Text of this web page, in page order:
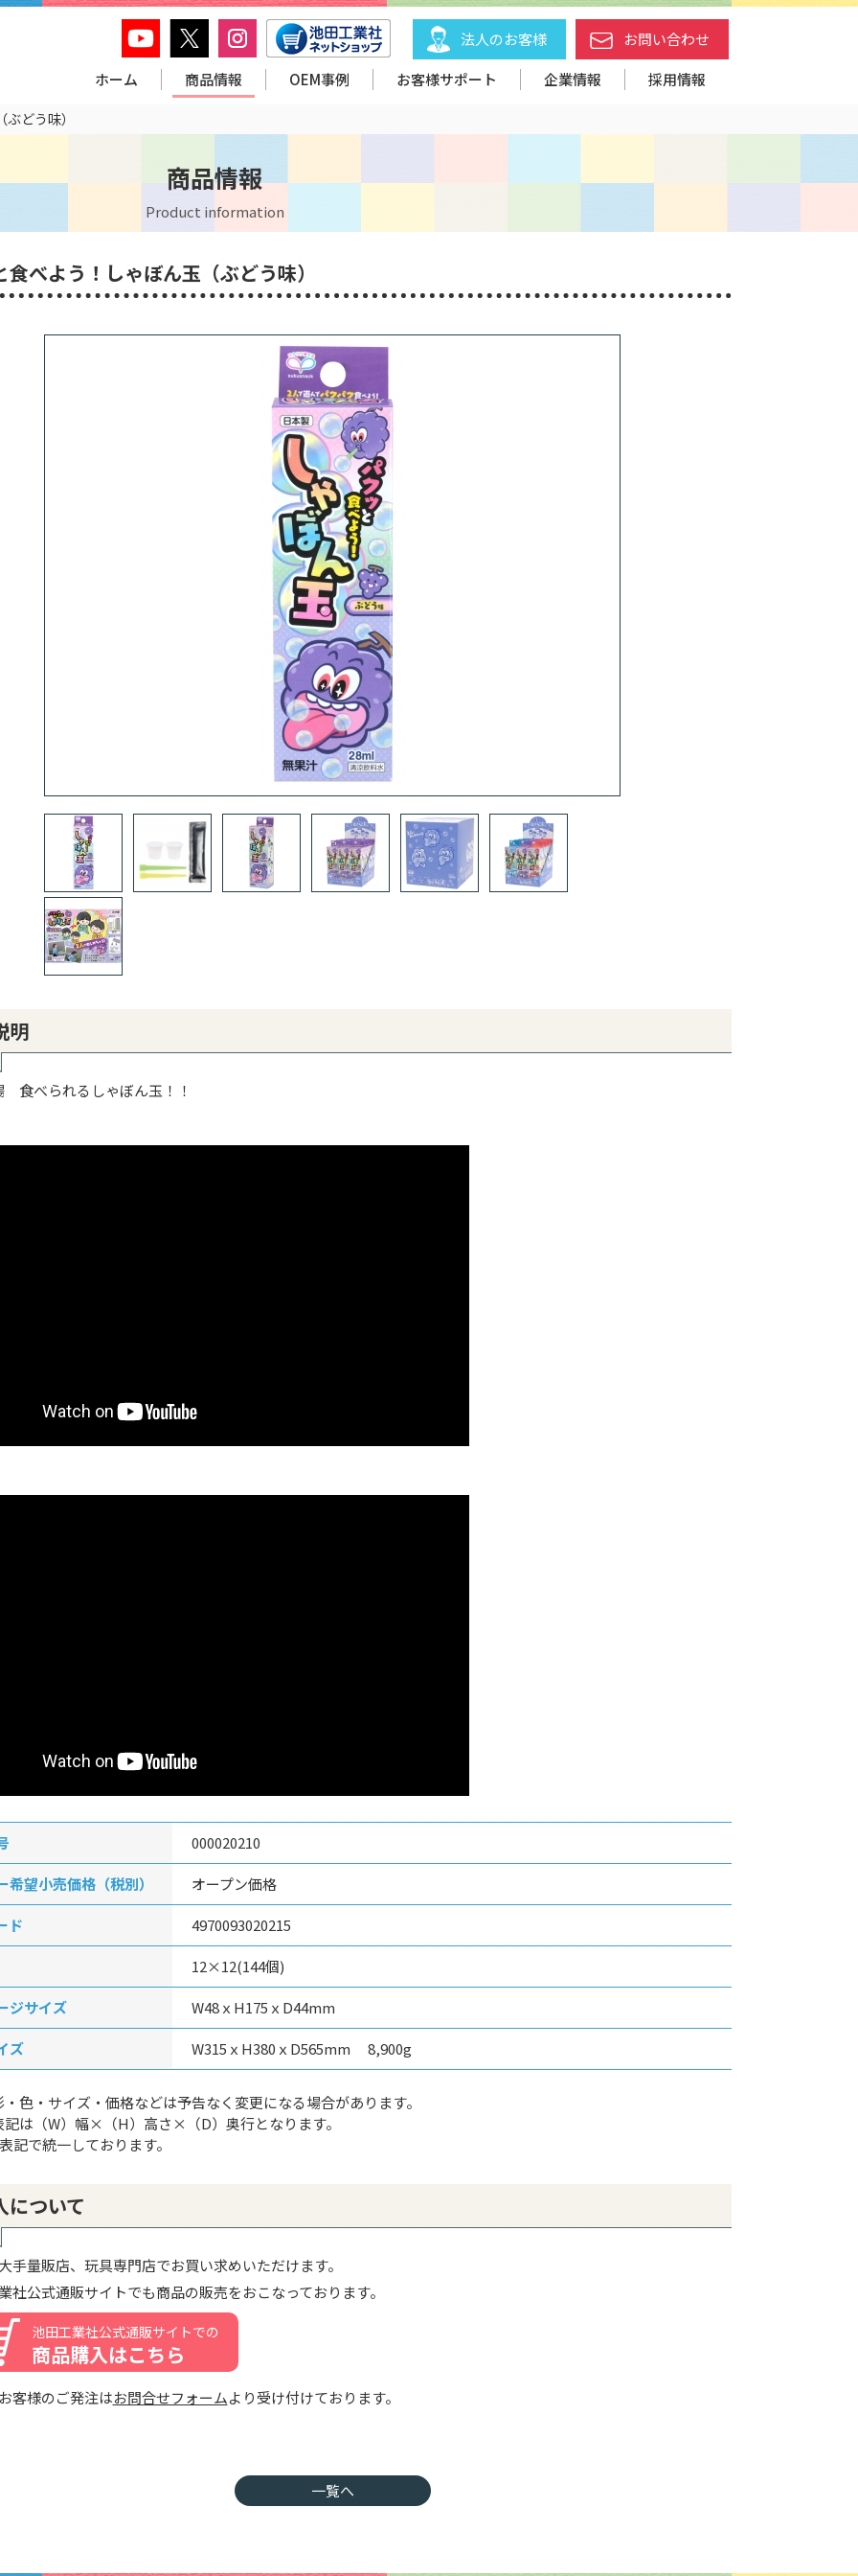
法人のお客様
お問い合わせ
ホーム
商品情報 OEM事例 お客様サポート 企業情報 採用情報
どう味）
商品情報
Product information
食べよう！しゃぼん玉（ぶどう味）
明
食べられるしゃぼん玉！！
000020210
希望小売価格（税別） オープン価格
ド 4970093020215
12×12(144個)
ジサイズ W48ｘH175ｘD44mm
ズ W315ｘH380ｘD565mm 8,900g
色・サイズ・価格などは予告なく変更になる場合があります。
は（W）幅×（H）高さ×（D）奥行となります。
記で統一しております。
について
手量販店、玩具専門店でお買い求めいただけます。
社公式通販サイトでも商品の販売をおこなっております。
池田工業社公式通販サイトでの
商品購入はこちら
客様のご発注はお問合せフォームより受け付けております。
一覧へ